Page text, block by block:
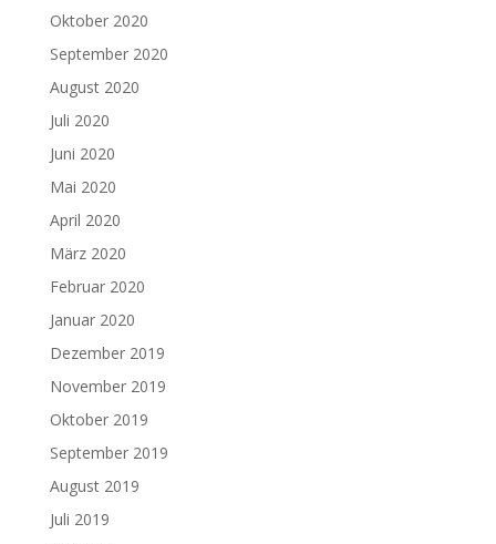
Oktober 2020
September 2020
August 2020
Juli 2020
Juni 2020
Mai 2020
April 2020
März 2020
Februar 2020
Januar 2020
Dezember 2019
November 2019
Oktober 2019
September 2019
August 2019
Juli 2019